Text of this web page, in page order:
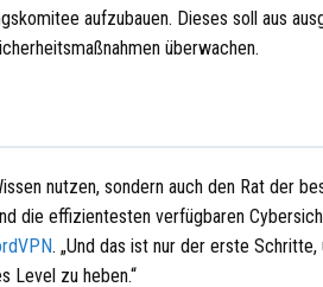
aufzubauen. Dieses soll aus
überwachen.
nutzen, sondern auch den Rat der
die effizientesten verfügbaren
. „Und das ist nur der erste
Level zu heben.“